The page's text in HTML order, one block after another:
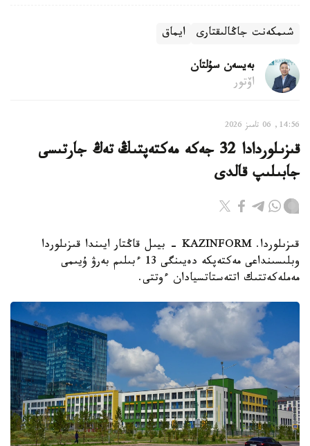
شىمكەنت جاڭالىقتارى ايماق
بەيسەن سۇلتان
اۆتور
14:56, 06 تامىز 2026
قىزىلوردادا 32 جەكە مەكتەپتىڭ تەڭ جارتىسى
جابىلىپ قالدى
قىزىلوردا. KAZINFORM - بيىل قاڭتار ايىندا قىزىلوردا
وبلىسىنداعى مەكتەپكە دەيىنگى 13 ءبىلىم بەرۋ ۇيىمى
مەملەكەتتىك اتتەستاتسيادان ءوتتى.